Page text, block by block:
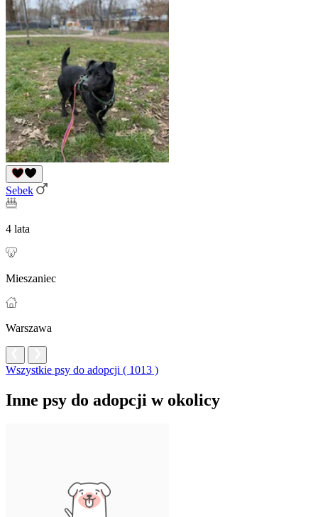
Sebek
4 lata
Mieszaniec
Warszawa
Wszystkie psy do adopcji ( 1013 )
Inne psy do adopcji w okolicy